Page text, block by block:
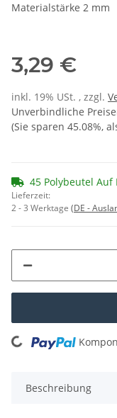
Materialstärke 2 mm
3,29 €
inkl. 19% USt. , zzgl.
Unverbindliche
(Sie sparen 45.08%,
45 Polybeutel Auf
Lieferzeit:
2 - 3 Werktage (DE -
Loading...
Beschreibung